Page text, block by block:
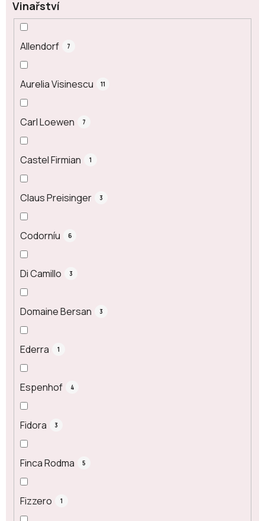
Vinařství
Allendorf 7
Aurelia Visinescu 11
Carl Loewen 7
Castel Firmian 1
Claus Preisinger 3
Codorníu 6
Di Camillo 3
Domaine Bersan 3
Ederra 1
Espenhof 4
Fidora 3
Finca Rodma 5
Fizzero 1